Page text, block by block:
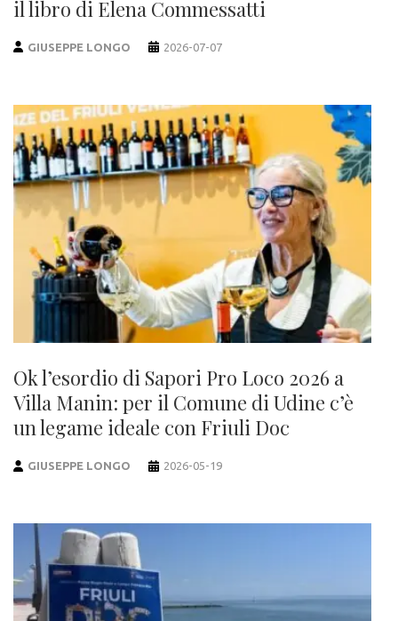
il libro di Elena Commessatti
GIUSEPPE LONGO 2026-07-07
Ok l’esordio di Sapori Pro Loco 2026 a
Villa Manin: per il Comune di Udine c’è
un legame ideale con Friuli Doc
GIUSEPPE LONGO 2026-05-19